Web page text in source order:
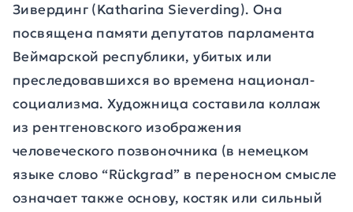
Зивердинг (Katharina Sieverding). Она
посвящена памяти депутатов парламента
Веймарской республики, убитых или
преследовавшихся во времена национал-
социализма. Художница составила коллаж
из рентгеновского изображения
человеческого позвоночника (в немецком
языке слово “Rückgrad” в переносном смысле
означает также основу, костяк или сильный